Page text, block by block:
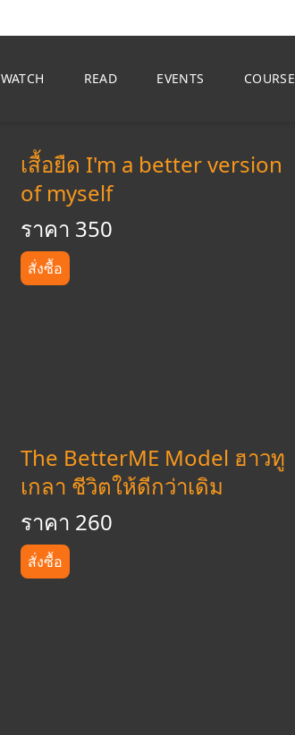
WATCH READ EVENTS COURSE
เสื้อยืด I'm a better version
of myself
ราคา 350
สั่งซื้อ
The BetterME Model ฮาวทู
เกลา ชีวิตให้ดีกว่าเดิม
ราคา 260
สั่งซื้อ